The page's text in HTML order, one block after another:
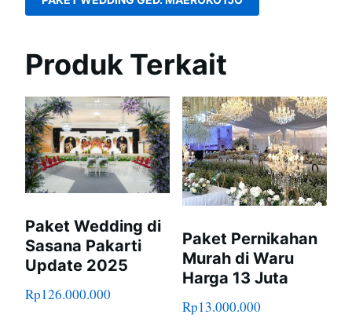
Produk Terkait
Paket Wedding di
Sasana Pakarti
Update 2025
Rp126.000.000
Paket Pernikahan
Murah di Waru
Harga 13 Juta
Rp13.000.000